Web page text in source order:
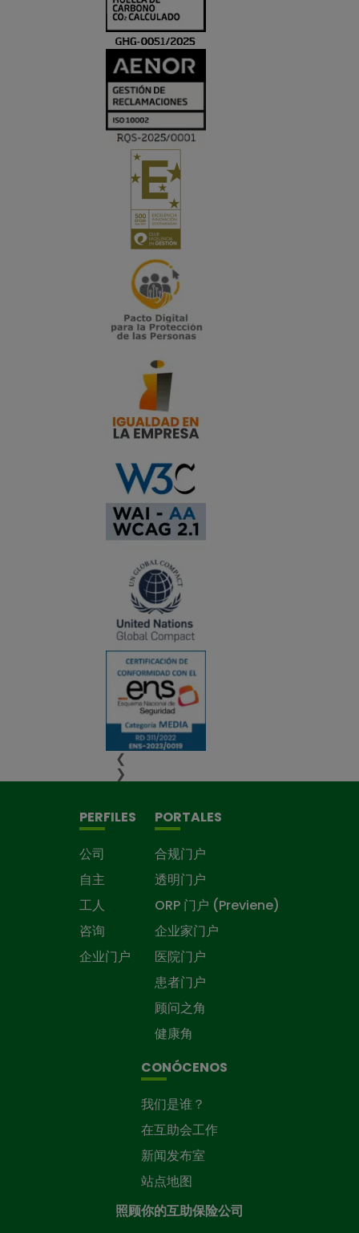
❮
❯
PERFILES
公司
自主
工人
咨询
企业门户
PORTALES
合规门户
透明门户
ORP 门户 (Previene)
企业家门户
医院门户
患者门户
顾问之角
健康角
CONÓCENOS
我们是谁？
在互助会工作
新闻发布室
站点地图
照顾你的互助保险公司